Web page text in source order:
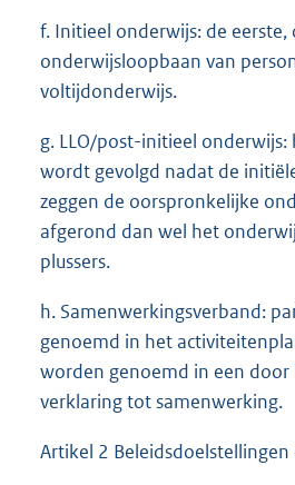
f. Initieel onderwijs: de
onderwijsloopbaan van
voltijdonderwijs.
g. LLO/post-initieel
wordt gevolgd nadat de
zeggen de oorspronkelijke
afgerond dan wel het
plussers.
h. Samenwerkingsverband:
genoemd in het
worden genoemd in een door
verklaring tot samenwerking.
Artikel 2